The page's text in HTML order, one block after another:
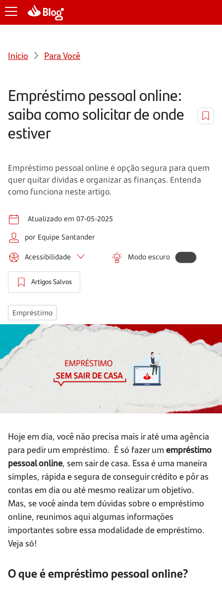
Início Para Você
Empréstimo pessoal online:
saiba como solicitar de onde
estiver
Empréstimo pessoal online é opção segura para quem
quer quitar dívidas e organizar as finanças. Entenda
como funciona neste artigo.
Atualizado em 07-05-2025
por Equipe Santander
Acessibilidade Modo escuro
Artigos Salvos
Empréstimo
Hoje em dia, você não precisa mais ir até uma agência
para pedir um empréstimo. É só fazer um empréstimo
pessoal online, sem sair de casa. Essa é uma maneira
simples, rápida e segura de conseguir crédito e pôr as
contas em dia ou até mesmo realizar um objetivo.
Mas, se você ainda tem dúvidas sobre o empréstimo
online, reunimos aqui algumas informações
importantes sobre essa modalidade de empréstimo.
Veja só!
O que é empréstimo pessoal online?